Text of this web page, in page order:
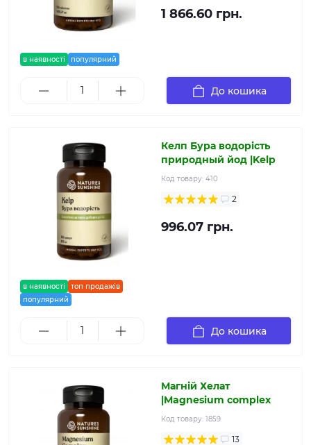
в наявності популярний
1 866.60 грн.
До кошика
в наявності
топ продажів
популярний
Келп Бура водорість
природный йод |Kelp
Код товару: 410
2
996.07 грн.
До кошика
Магній Хелат
|Magnesium complex
Код товару: 1859
13